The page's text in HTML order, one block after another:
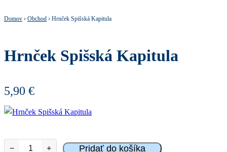
Domov › Obchod › Hrnček Spišská Kapitula
Hrnček Spišská Kapitula
5,90 €
− + Pridať do košíka